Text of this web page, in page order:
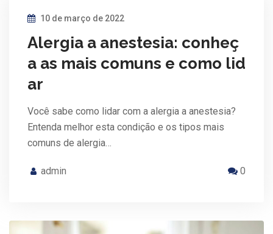
10 de março de 2022
Alergia a anestesia: conheç
a as mais comuns e como lid
ar
Você sabe como lidar com a alergia a anestesia?
Entenda melhor esta condição e os tipos mais
comuns de alergia…
admin 0